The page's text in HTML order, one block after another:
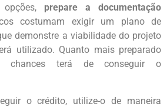
prepare a documentação
costumam exigir um plano de
demonstre a viabilidade do projeto
utilizado. Quanto mais preparado
chances terá de conseguir o
o crédito, utilize-o de maneira